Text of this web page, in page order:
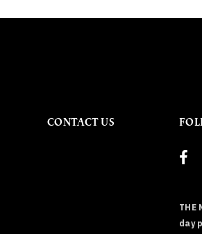
CONTACT US
THE
day